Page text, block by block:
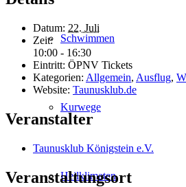
Schwimmen
Kurwege
Heilklimaten
Datum: 22. Juli
Zeit:
10:00 - 16:30
Eintritt: ÖPNV Tickets
Kategorien: Allgemein, Ausflug,
Website: Taunusklub.de
Veranstalter
Taunusklub Königstein e.V.
Veranstaltungsort